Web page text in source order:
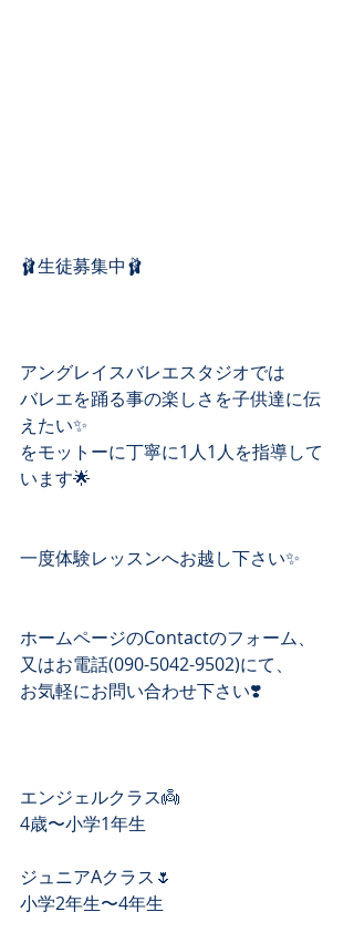
🩰生徒募集中🩰
アングレイスバレエスタジオでは
バレエを踊る事の楽しさを子供達に伝
えたい✨
をモットーに丁寧に1人1人を指導して
います🌟
一度体験レッスンへお越し下さい✨
ホームページのContactのフォーム、
又はお電話(090-5042-9502)にて、
お気軽にお問い合わせ下さい❣️
エンジェルクラス👼
4歳〜小学1年生
ジュニアAクラス🌷
小学2年生〜4年生